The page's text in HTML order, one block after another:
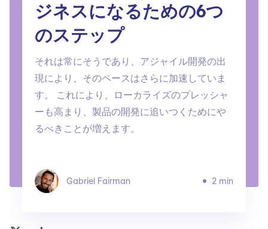
ジネスになるための6つ
のステップ
それは常にそうであり、アジャイル開発の出
現により、そのペースはさらに加速していま
す。 これにより、ローカライズのプレッシャ
ーも高まり、製品の開発に追いつくためにや
るべきことが増えます。
Gabriel Fairman 2 min